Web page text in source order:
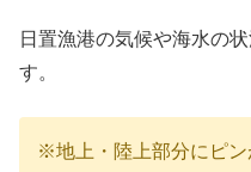
日置漁港の気候や海水の
す。
※地上・陸上部分にピン